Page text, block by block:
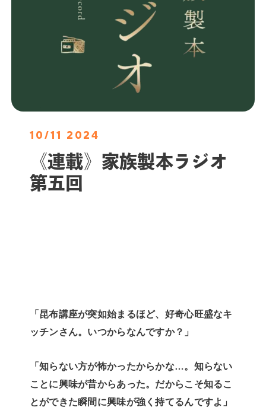
10/11 2024
《連載》家族製本ラジオ
第五回
「昆布講座が突如始まるほど、好奇心旺盛なキ
ッチンさん。いつからなんですか？」
「知らない方が怖かったからかな…。知らない
ことに興味が昔からあった。だからこそ知るこ
とができた瞬間に興味が強く持てるんですよ」